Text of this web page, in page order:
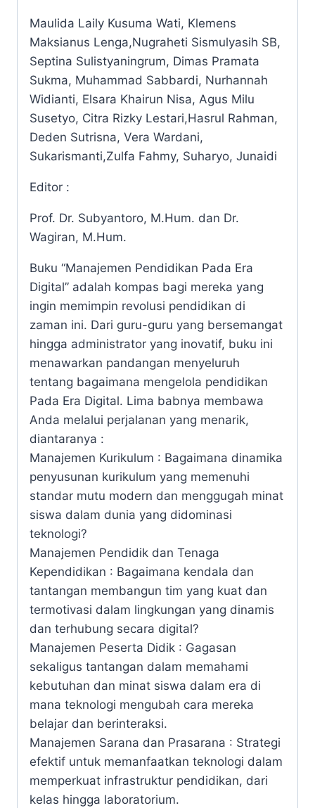
Maulida Laily Kusuma Wati, Klemens
Maksianus Lenga,Nugraheti Sismulyasih SB,
Septina Sulistyaningrum, Dimas Pramata
Sukma, Muhammad Sabbardi, Nurhannah
Widianti, Elsara Khairun Nisa, Agus Milu
Susetyo, Citra Rizky Lestari,Hasrul Rahman,
Deden Sutrisna, Vera Wardani,
Sukarismanti,Zulfa Fahmy, Suharyo, Junaidi
Editor :
Prof. Dr. Subyantoro, M.Hum. dan Dr.
Wagiran, M.Hum.
Buku “Manajemen Pendidikan Pada Era
Digital” adalah kompas bagi mereka yang
ingin memimpin revolusi pendidikan di
zaman ini. Dari guru-guru yang bersemangat
hingga administrator yang inovatif, buku ini
menawarkan pandangan menyeluruh
tentang bagaimana mengelola pendidikan
Pada Era Digital. Lima babnya membawa
Anda melalui perjalanan yang menarik,
diantaranya :
Manajemen Kurikulum : Bagaimana dinamika
penyusunan kurikulum yang memenuhi
standar mutu modern dan menggugah minat
siswa dalam dunia yang didominasi
teknologi?
Manajemen Pendidik dan Tenaga
Kependidikan : Bagaimana kendala dan
tantangan membangun tim yang kuat dan
termotivasi dalam lingkungan yang dinamis
dan terhubung secara digital?
Manajemen Peserta Didik : Gagasan
sekaligus tantangan dalam memahami
kebutuhan dan minat siswa dalam era di
mana teknologi mengubah cara mereka
belajar dan berinteraksi.
Manajemen Sarana dan Prasarana : Strategi
efektif untuk memanfaatkan teknologi dalam
memperkuat infrastruktur pendidikan, dari
kelas hingga laboratorium.